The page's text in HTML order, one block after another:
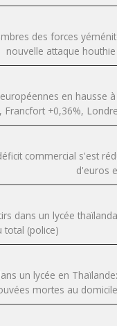
des forces
nouvelle attaque
en hausse
Francfort +0,36%,
commercial s'est
d'euros
dans un lycée
total (police)
un lycée en
mortes au